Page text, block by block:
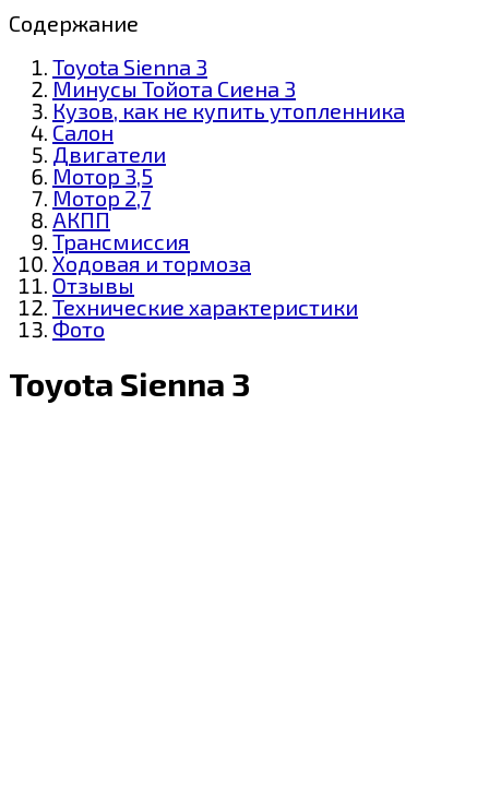
Содержание
Toyota Sienna 3
Минусы Тойота Сиена 3
Кузов, как не купить утопленника
Салон
Двигатели
Мотор 3,5
Мотор 2,7
АКПП
Трансмиссия
Ходовая и тормоза
Отзывы
Технические характеристики
Фото
Toyota Sienna 3